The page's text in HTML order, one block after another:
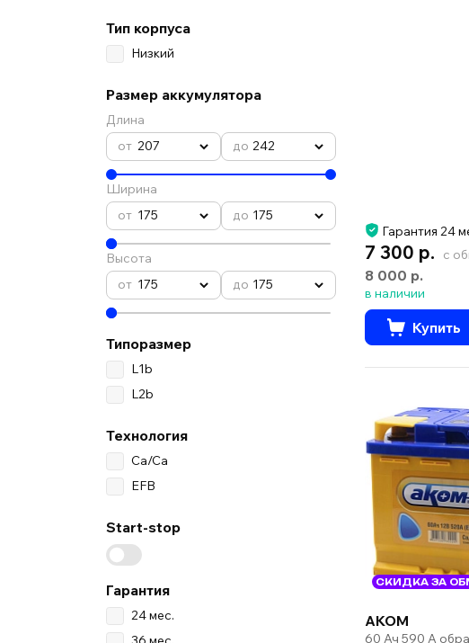
Тип корпуса
Низкий
Размер аккумулятора
Длина
207
242
Ширина
175
175
Высота
175
175
Типоразмер
L1b
L2b
Технология
Ca/Ca
EFB
Start-stop
Гарантия
24 мес.
Гарантия 24
7 300 р. с
8 000 р.
в наличии
Купить
СКИДКА ЗА
AKOM
60 Ач 590 А